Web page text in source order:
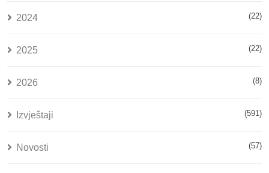
2024 (22)
2025 (22)
2026 (8)
Izvještaji (591)
Novosti (57)